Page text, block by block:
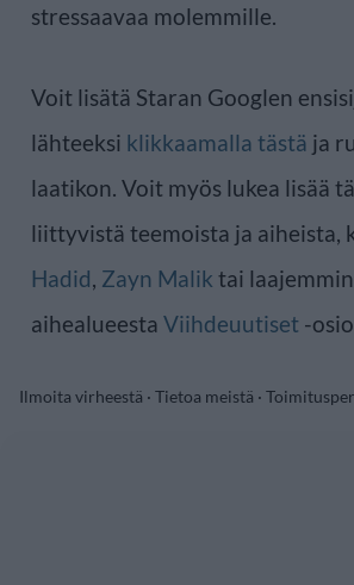
stressaavaa molemmille.
Voit lisätä Staran Googlen
lähteeksi klikkaamalla tästä ja
laatikon. Voit myös lukea lisää
liittyvistä teemoista ja aiheista,
Hadid, Zayn Malik tai
aihealueesta Viihdeuutiset -
Ilmoita virheestä · Tietoa meistä ·